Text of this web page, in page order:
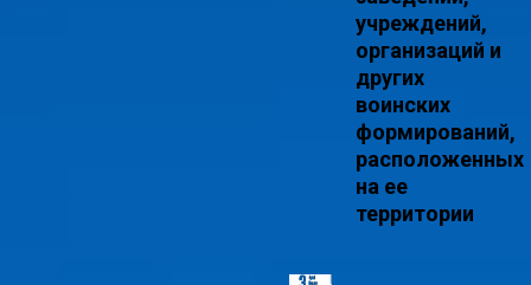
учреждений,
организаций и
других
воинских
формирований,
расположенных
на ее
территории